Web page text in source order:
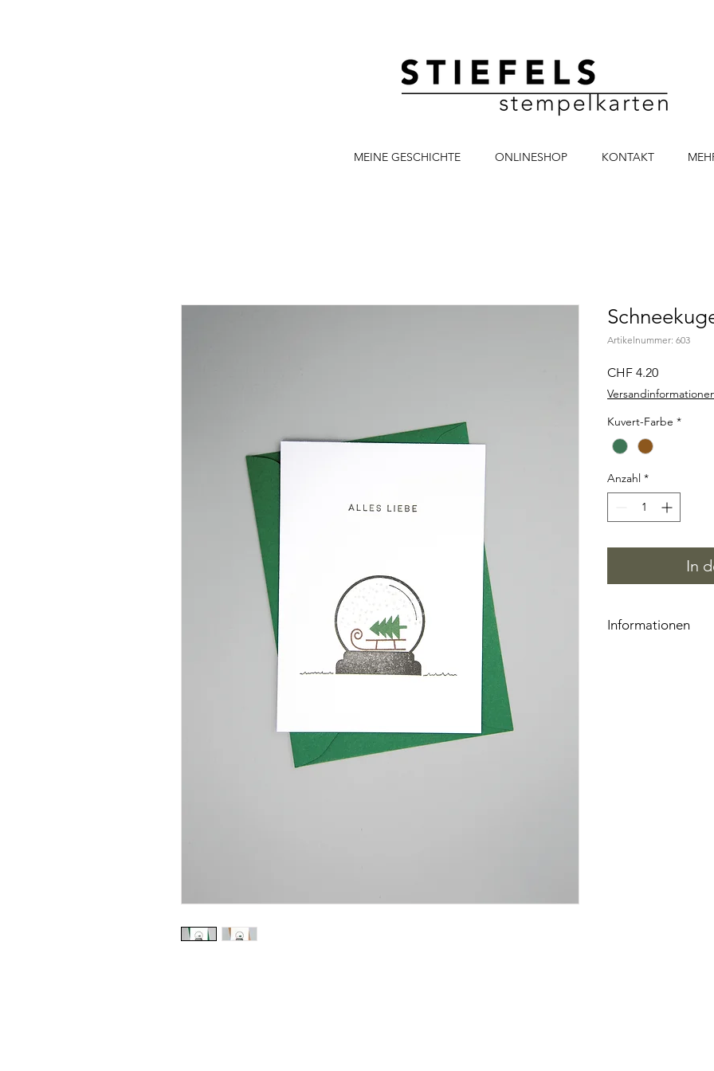
MEINE GESCHICHTE ONLINESHOP KONTAKT
Artikelnummer: 603
CHF 4.20Preis
Kuvert-Farbe *
Anzahl *
In
Informationen